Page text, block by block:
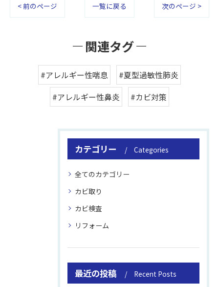
< 前のページ 一覧に戻る 次のページ >
関連タグ
#アレルギー性喘息
#夏型過敏性肺炎
#アレルギー性鼻炎
#カビ対策
カテゴリー Categories
全てのカテゴリー
カビ取り
カビ検査
リフォーム
最近の投稿 Recent Posts